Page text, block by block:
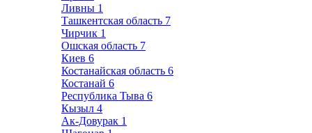
Ливны 1
Ташкентская область 7
Чирчик 1
Ошская область 7
Киев 6
Костанайская область 6
Костанай 6
Республика Тыва 6
Кызыл 4
Ак-Довурак 1